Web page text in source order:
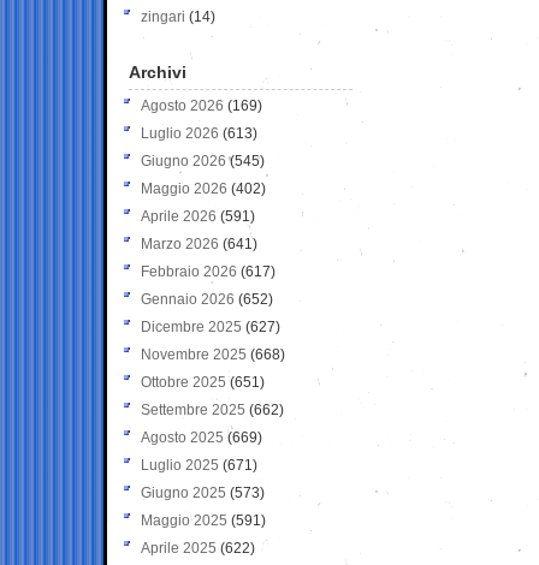
zingari (14)
Archivi
Agosto 2026 (169)
Luglio 2026 (613)
Giugno 2026 (545)
Maggio 2026 (402)
Aprile 2026 (591)
Marzo 2026 (641)
Febbraio 2026 (617)
Gennaio 2026 (652)
Dicembre 2025 (627)
Novembre 2025 (668)
Ottobre 2025 (651)
Settembre 2025 (662)
Agosto 2025 (669)
Luglio 2025 (671)
Giugno 2025 (573)
Maggio 2025 (591)
Aprile 2025 (622)